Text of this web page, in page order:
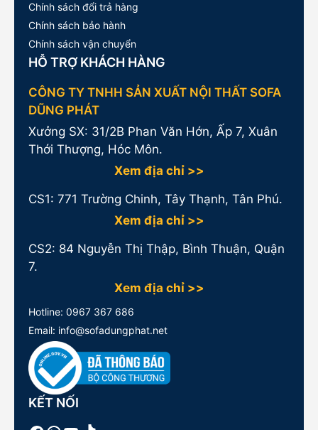
Chính sách đổi trả hàng
Chính sách bảo hành
Chính sách vận chuyển
HỖ TRỢ KHÁCH HÀNG
CÔNG TY TNHH SẢN XUẤT NỘI THẤT SOFA
DŨNG PHÁT
Xưởng SX: 31/2B Phan Văn Hớn, Ấp 7, Xuân
Thới Thượng, Hóc Môn.
Xem địa chỉ >>
CS1: 771 Trường Chinh, Tây Thạnh, Tân Phú.
Xem địa chỉ >>
CS2: 84 Nguyễn Thị Thập, Bình Thuận, Quận
7.
Xem địa chỉ >>
Hotline: 0967 367 686
Email: info@sofadungphat.net
KẾT NỐI